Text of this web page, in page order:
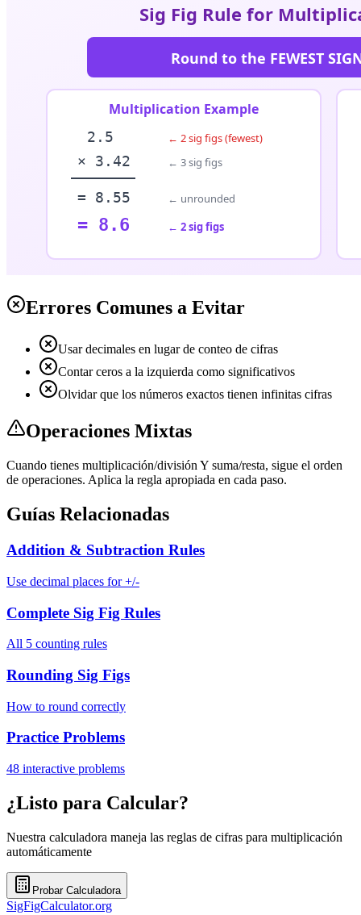
Errores Comunes a Evitar
Usar decimales en lugar de conteo de cifras
Contar ceros a la izquierda como significativos
Olvidar que los números exactos tienen infinitas cifras
Operaciones Mixtas
Cuando tienes multiplicación/división Y suma/resta, sigue el orden
de operaciones. Aplica la regla apropiada en cada paso.
Guías Relacionadas
Addition & Subtraction Rules
Use decimal places for +/-
Complete Sig Fig Rules
All 5 counting rules
Rounding Sig Figs
How to round correctly
Practice Problems
48 interactive problems
¿Listo para Calcular?
Nuestra calculadora maneja las reglas de cifras para multiplicación
automáticamente
Probar Calculadora
SigFigCalculator.org